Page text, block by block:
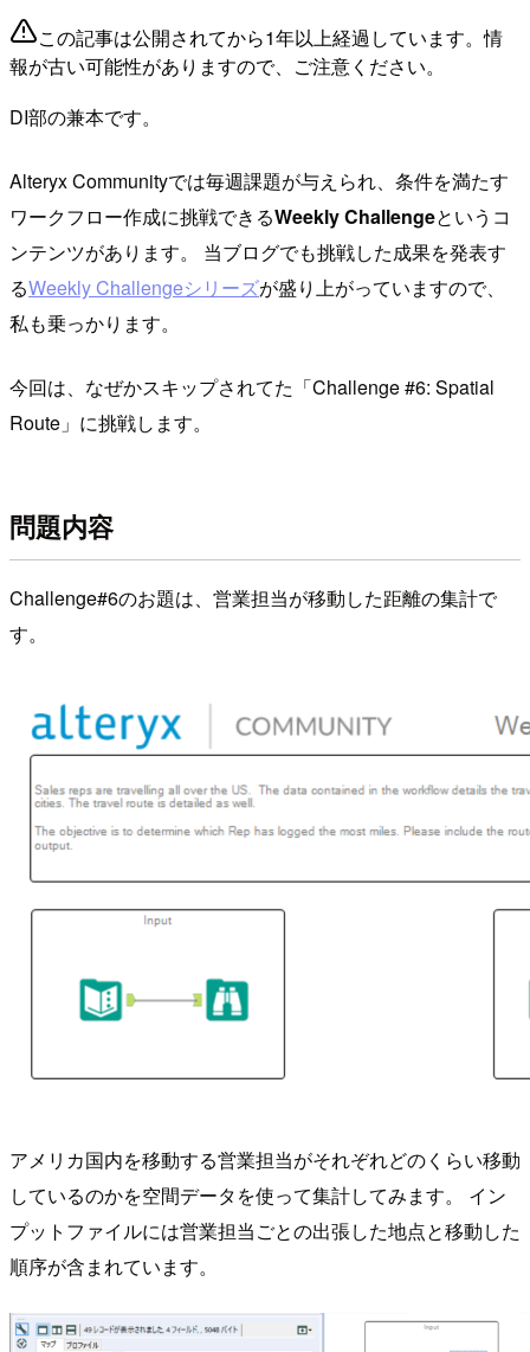
この記事は公開されてから1年以上経過しています。情
報が古い可能性がありますので、ご注意ください。
DI部の兼本です。
Alteryx Communityでは毎週課題が与えられ、条件を満たす
ワークフロー作成に挑戦できるWeekly Challengeというコ
ンテンツがあります。 当ブログでも挑戦した成果を発表す
るWeekly Challengeシリーズが盛り上がっていますので、
私も乗っかります。
今回は、なぜかスキップされてた「Challenge #6: Spatial
Route」に挑戦します。
問題内容
Challenge#6のお題は、営業担当が移動した距離の集計で
す。
アメリカ国内を移動する営業担当がそれぞれどのくらい移動
しているのかを空間データを使って集計してみます。 イン
プットファイルには営業担当ごとの出張した地点と移動した
順序が含まれています。